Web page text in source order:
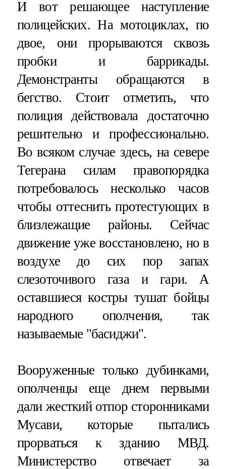
И вот решающее наступление
полицейских. На мотоциклах, по
двое, они прорываются сквозь
пробки и баррикады.
Демонстранты обращаются в
бегство. Стоит отметить, что
полиция действовала достаточно
решительно и профессионально.
Во всяком случае здесь, на севере
Тегерана силам правопорядка
потребовалось несколько часов
чтобы оттеснить протестующих в
близлежащие районы. Сейчас
движение уже восстановлено, но в
воздухе до сих пор запах
слезоточивого газа и гари. А
оставшиеся костры тушат бойцы
народного ополчения, так
называемые "басиджи".
Вооруженные только дубинками,
ополченцы еще днем первыми
дали жесткий отпор сторонниками
Мусави, которые пытались
прорваться к зданию МВД.
Министерство отвечает за